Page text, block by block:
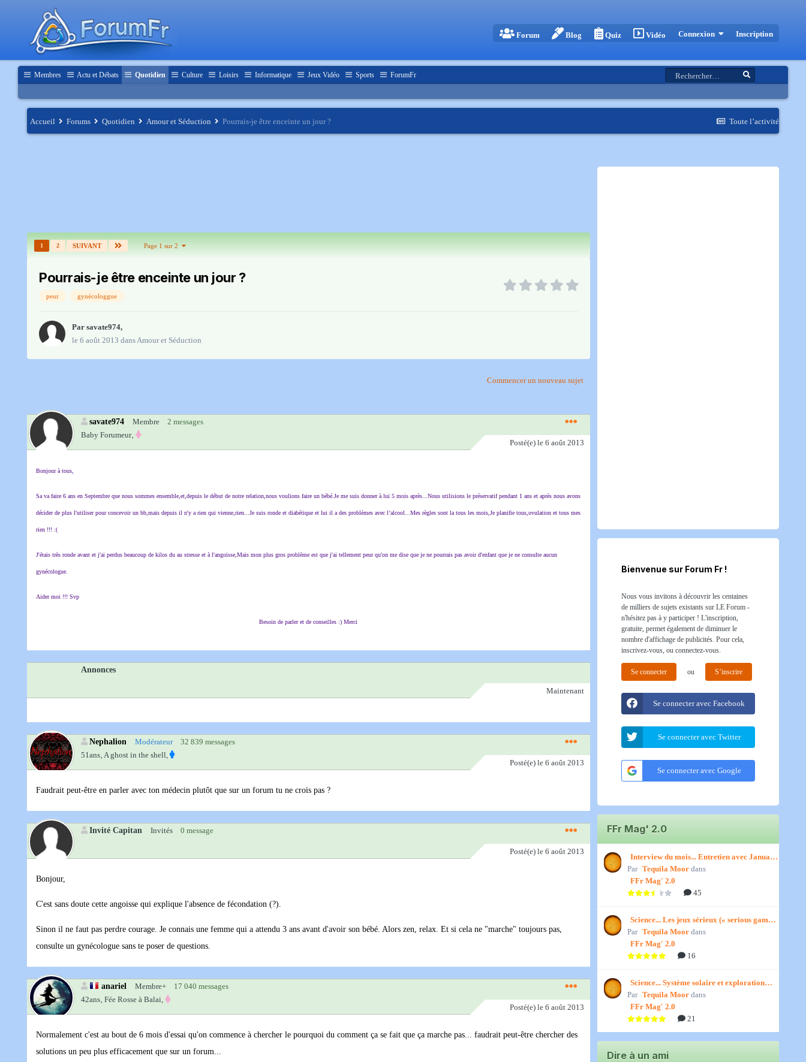
Forum Blog Quiz Vidéo Connexion Inscription
Membres Actu et Débats Quotidien Culture Loisirs Informatique Jeux Vidéo Sports ForumFr
Toute l’activité
Accueil Forums Quotidien Amour et Séduction Pourrais-je être enceinte un jour ?
1 2 SUIVANT Page 1 sur 2
Pourrais-je être enceinte un jour ?
peur gynécologgue
Par savate974,
le 6 août 2013 dansAmour et Séduction
Commencer un nouveau sujet
savate974 Membre
2 messages
Baby Forumeur‚
Posté(e) le 6 août 2013
Bonjour à tous,
Sa va faire 6 ans en Septembre que nous sommes ensemble,et,depuis le début de notre relation,nous voulions faire un bébé.Je me suis donner à lui 5 mois après...Nous utilisions le préservatif pendant 1 ans et après nous avons
décider de plus l'utiliser pour concevoir un bb,mais depuis il n'y a rien qui vienne,rien...Je suis ronde et diabétique et lui il a des problèmes avec l’alcool...Mes règles sont la tous les mois,Je planifie tous,ovulation et tous mes
rien !!! :(
J'étais très ronde avant et j'ai perdus beaucoup de kilos du au stresse et à l'angoisse,Mais mon plus gros problème est que j'ai tellement peur qu'on me dise que je ne pourrais pas avoir d'enfant que je ne consulte aucun
gynécologue.
Aider moi !!! Svp
Besoin de parler et de conseilles :) Merci
Annonces
Maintenant
Nephalion Modérateur
32 839 messages
51ans‚ A ghost in the shell,
Posté(e) le 6 août 2013
Faudrait peut-être en parler avec ton médecin plutôt que sur un forum tu ne crois pas ?
Invité Capitan Invités 0 message
Posté(e) le 6 août 2013
Bonjour,
C'est sans doute cette angoisse qui explique l'absence de fécondation (?).
Sinon il ne faut pas perdre courage. Je connais une femme qui a attendu 3 ans avant d'avoir son bébé. Alors zen, relax. Et si cela ne "marche" toujours pas,
consulte un gynécologue sans te poser de questions.
anariel Membre+
17 040 messages
42ans‚ Fée Rosse à Balai,
Posté(e) le 6 août 2013
Normalement c'est au bout de 6 mois d'essai qu'on commence à chercher le pourquoi du comment ça se fait que ça marche pas... faudrait peut-être chercher des
solutions un peu plus efficacement que sur un forum...
Bienvenue sur Forum Fr !
Nous vous invitons à découvrir les centaines
de milliers de sujets existants sur LE Forum -
n'hésitez pas à y participer ! L'inscription,
gratuite, permet également de diminuer le
nombre d'affichage de publicités. Pour cela,
inscrivez-vous, ou connectez-vous.
Se connecter ou S’inscrire
Se connecter avec Facebook
Se connecter avec Twitter
Se connecter avec Google
FFr Mag' 2.0
Interview du mois... Entretien avec January,
par Titenath
Par Tequila Moor dans
FFr Mag' 2.0
45
Science... Les jeux sérieux (« serious games
») par Jedino
Par Tequila Moor dans
FFr Mag' 2.0
16
Science... Système solaire et exploration
spatiale, par Jedino
Par Tequila Moor dans
FFr Mag' 2.0
21
Dire à un ami